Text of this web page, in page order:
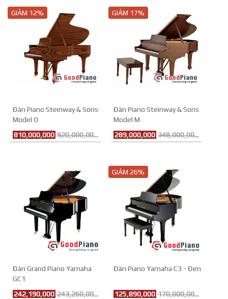
GIẢM 12%
Đàn Piano Steinway & Sons
Model O
810,000,000 920,000,000đ
GIẢM 17%
Đàn Piano Steinway & Sons
Model M
289,000,000 348,000,000đ
Đàn Grand Piano Yamaha
GC1
242,190,000 243,260,000đ
GIẢM 26%
Đàn Piano Yamaha C3 - Đen
125,890,000 170,000,000đ